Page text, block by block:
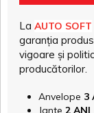
La AUTO SOFT
garanția
vigoare și
producătorilor.
Anvelope 3
Jante 2 ANI